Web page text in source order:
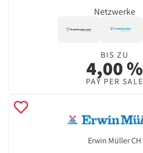
Netzwerke
BIS ZU
4,00 %
PAY PER SALE
Erwin Müller CH